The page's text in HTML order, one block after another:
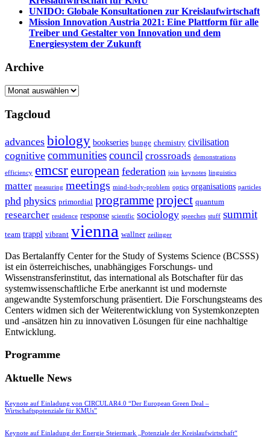
UNIDO: Globale Konsultationen zur Kreislaufwirtschaft
Mission Innovation Austria 2021: Eine Plattform für alle
Treiber und Gestalter von Innovation und dem
Energiesystem der Zukunft
Archive
Archive
Tagcloud
advances biology bookseries bunge chemistry civilisation
cognitive communitiescouncil crossroads demonstrations
efficiency emcsreuropean federation join keynotes linguistics
matter measuring meetings mind-body-problem optics organisations particles
phd physics primordial programmeproject quantum
researcher residence response scientfic sociology speeches stuff summit
team trappl vibrant vienna wallner zeilinger
Das Bertalanffy Center for the Study of Systems Science (BCSSS)
ist ein österreichisches, unabhängiges Forschungs- und
Wissenstransferinstitut, das international als Botschafter für das
systemwissenschaftliche Erbe anerkannt ist und modernste
angewandte Systemforschung präsentiert. Die Forschungsteams des
Centers widmen sich der Weiterentwicklung von Systemkonzepten
und -ansätzen hin zu innovativen Lösungen für eine nachhaltige
Entwicklung.
Programme
Aktuelle News
Keynote auf Einladung von CIRCULAR4.0 “Der European Green Deal –
Wirtschaftspotenziale für KMUs”
Keynote auf Einladung der Energie Steiermark „Potenziale der Kreislaufwirtschaft“